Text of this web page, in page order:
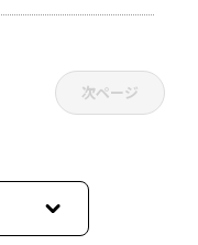
次ページ